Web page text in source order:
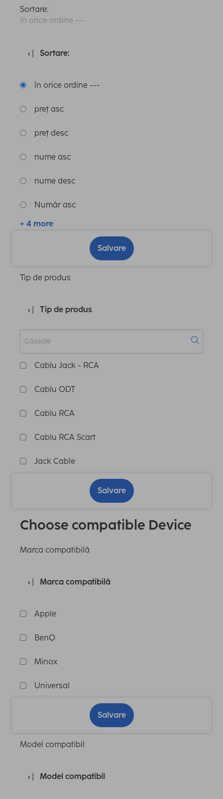
Sortare:
în orice ordine ---
Sortare:
în orice ordine ---
preț asc
preț desc
nume asc
nume desc
Număr asc
+ 4 more
Salvare
Tip de produs
Tip de produs
Cablu Jack - RCA
Cablu ODT
Cablu RCA
Cablu RCA Scart
Jack Cable
Salvare
Choose compatible Device
Marca compatibilă
Marca compatibilă
Apple
BenQ
Minox
Universal
Salvare
Model compatibil
Model compatibil